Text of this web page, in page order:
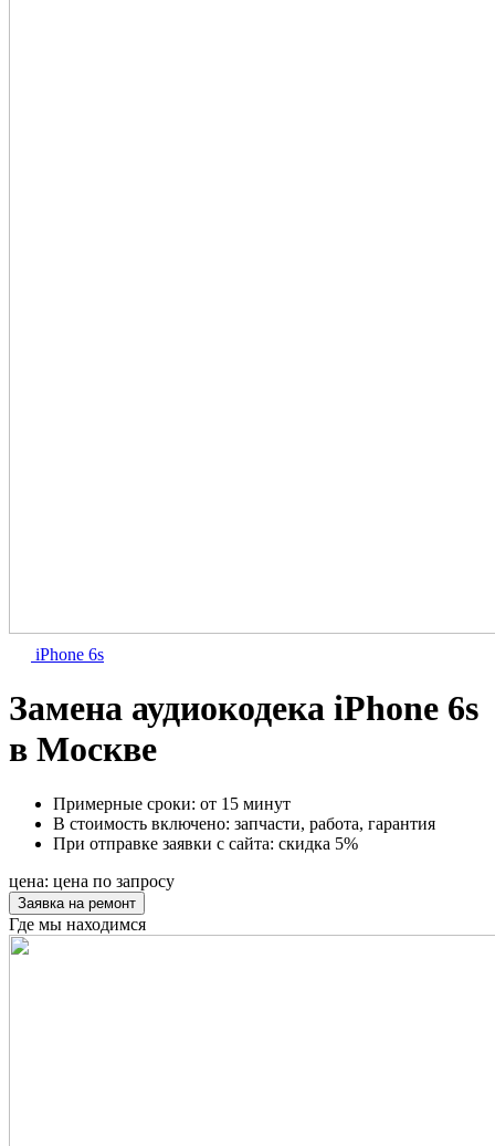
iPhone 6s
Замена аудиокодека iPhone 6s
в Москве
Примерные сроки: от 15 минут
В стоимость включено: запчасти, работа, гарантия
При отправке заявки с сайта: скидка 5%
цена: цена по запросу
Заявка на ремонт
Где мы находимся